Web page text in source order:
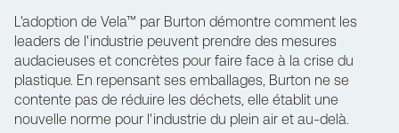
L'adoption de Vela™ par Burton démontre comment les
leaders de l'industrie peuvent prendre des mesures
audacieuses et concrètes pour faire face à la crise du
plastique. En repensant ses emballages, Burton ne se
contente pas de réduire les déchets, elle établit une
nouvelle norme pour l'industrie du plein air et au-delà.